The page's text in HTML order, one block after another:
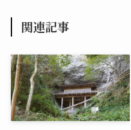
関連記事